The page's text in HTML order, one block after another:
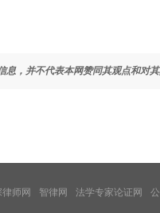
息，并不代表本网赞同其观点和对
师网 智律网 法学专家论证网